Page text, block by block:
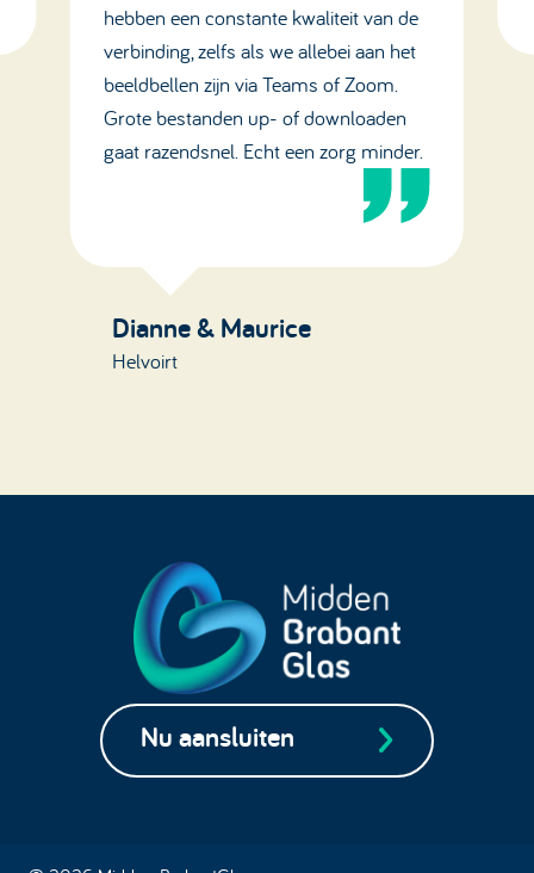
hebben een constante kwaliteit van de
verbinding, zelfs als we allebei aan het
beeldbellen zijn via Teams of Zoom.
Grote bestanden up- of downloaden
gaat razendsnel. Echt een zorg minder.
Dianne & Maurice
Helvoirt
Nu aansluiten